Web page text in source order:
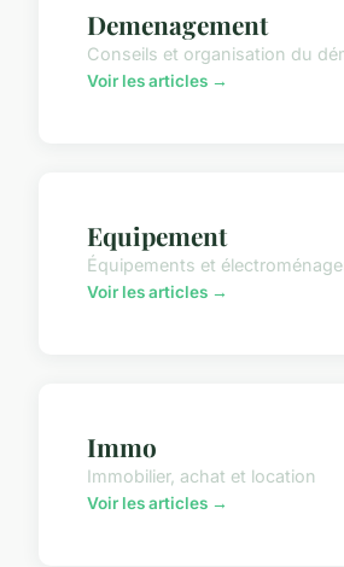
Demenagement
Conseils et organisation du
Voir les articles →
Equipement
Équipements et
Voir les articles →
Immo
Immobilier, achat et location
Voir les articles →